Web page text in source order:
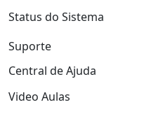
Status do Sistema
Suporte
Central de Ajuda
Video Aulas